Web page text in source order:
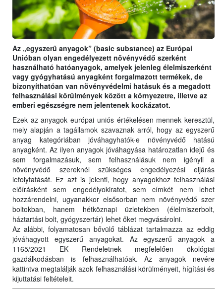
Az „egyszerű anyagok” (basic substance) az Európai
Unióban olyan engedélyezett növényvédő szerként
használható hatóanyagok, amelyek jelenleg élelmiszerként
vagy gyógyhatású anyagként forgalmazott termékek, de
bizonyíthatóan van növényvédelmi hatásuk és a megadott
felhasználási körülmények között a környezetre, illetve az
emberi egészségre nem jelentenek kockázatot.
Ezek az anyagok európai uniós értékelésen mennek keresztül,
mely alapján a tagállamok szavaznak arról, hogy az egyszerű
anyag kategóriában jóváhagyhatók-e növényvédő hatású
anyagként. Az ilyen anyagok jóváhagyása határozatlan idejű és
sem forgalmazásuk, sem felhasználásuk nem igényli a
növényvédő szereknél szükséges engedélyezési eljárás
lefolytatását. Ez azt is jelenti, hogy anyagokhoz felhasználási
előírásként sem engedélyokiratot, sem címkét nem lehet
hozzárendelni, ugyanakkor elsősorban nem növényvédő szer
boltokban, hanem hétköznapi üzletekben (élelmiszerbolt,
háztartási bolt, gyógyszertár) lehet őket megvásárolni.
Az alábbi, folyamatosan bővülő táblázat tartalmazza az eddig
jóváhagyott egyszerű anyagokat. Az egyszerű anyagok a
1165/2021 EK Rendeletnek megfelelően ökológiai
gazdálkodásban is felhasználhatóak. Az anyagok nevére
kattintva megtalálják azok felhasználási körülményeit, hígítási és
kijuttatási feltételeit.